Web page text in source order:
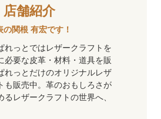
店舗紹介
の関根 有宏です！
れっとではレザークラフトを
必要な皮革・材料・道具を販
れっとだけのオリジナルレザ
も販売中。革のおもしろさが
るレザークラフトの世界へ、